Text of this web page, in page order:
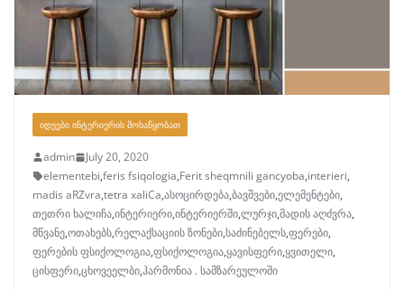
ᲘᲓᲔᲔᲑᲘ ᲘᲜᲢᲔᲠᲘᲔᲠᲘᲡ ᲛᲝᲡᲐᲬᲧᲝᲑᲐᲗ
admin
July 20, 2020
elementebi,feris fsiqologia,Ferit sheqmnili gancyoba,interieri,
madis aRZvra,tetra xaliCa,ასოცირდება,ბავშვები,ელემენტები,
თეთრი ხალიჩა,ინტერიერი,ინტერიერში,ლურჯი,მადის აღძვრა,
მწვანე,ოთახებს,რელაქსაციის ზონები,საძინებელს,ფერები,
ფერების ფსიქოლოგია,ფსიქოლოგია,ყავისფერი,ყვითელი,
ცისფერი,ცხოვეელბი,ჰარმონია . სამზარეულოში